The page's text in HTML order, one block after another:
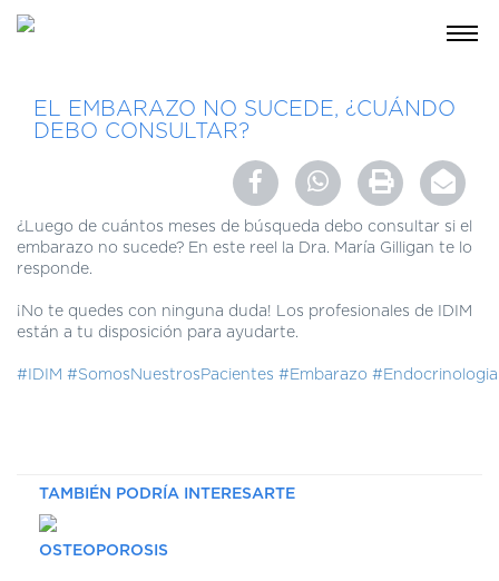
SERVICIOS
PARA
PACIENTES
MÉDICAS
MODULO
AUTOGESTIÓN
EL EMBARAZO NO SUCEDE, ¿CUÁNDO
DEBO CONSULTAR?
¿Luego de cuántos meses de búsqueda debo consultar si el
embarazo no sucede? En este reel la Dra. María Gilligan te lo
responde.
¡No te quedes con ninguna duda! Los profesionales de IDIM
están a tu disposición para ayudarte.
#IDIM #SomosNuestrosPacientes #Embarazo #Endocrinologia
TAMBIÉN PODRÍA INTERESARTE
OSTEOPOROSIS